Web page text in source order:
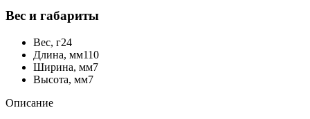
Вес и габариты
Вес, г24
Длина, мм110
Ширина, мм7
Высота, мм7
Описание